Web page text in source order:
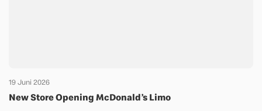
19 Juni 2026
New Store Opening McDonald’s Limo